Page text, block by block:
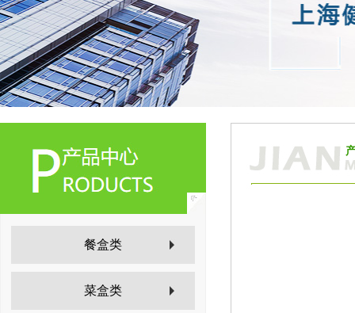
餐盒类
菜盒类